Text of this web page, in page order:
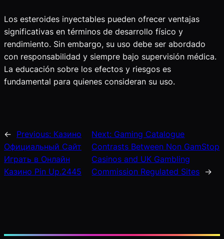
Los esteroides inyectables pueden ofrecer ventajas
significativas en términos de desarrollo físico y
rendimiento. Sin embargo, su uso debe ser abordado
con responsabilidad y siempre bajo supervisión médica.
La educación sobre los efectos y riesgos es
fundamental para quienes consideran su uso.
← Previous: Казино
Официальный Сайт
Играть в Онлайн
Казино Pin Up.2445
Next: Gaming Catalogue
Contrasts Between Non GamStop
Casinos and UK Gambling
Commission Regulated Sites →
B